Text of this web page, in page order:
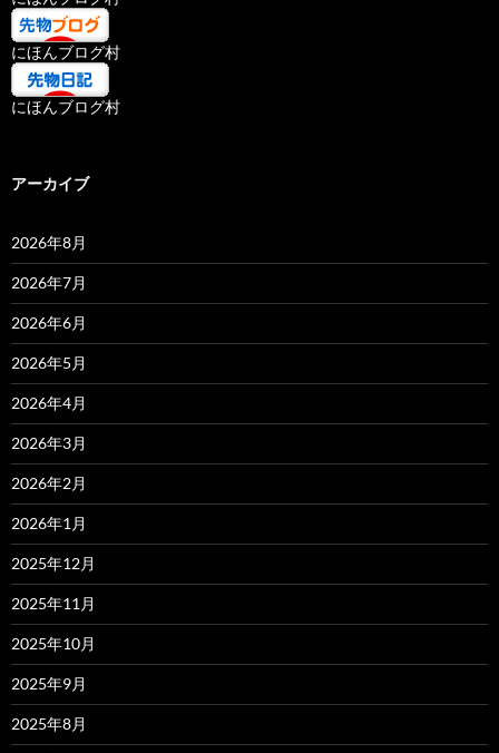
にほんブログ村
にほんブログ村
アーカイブ
2026年8月
2026年7月
2026年6月
2026年5月
2026年4月
2026年3月
2026年2月
2026年1月
2025年12月
2025年11月
2025年10月
2025年9月
2025年8月